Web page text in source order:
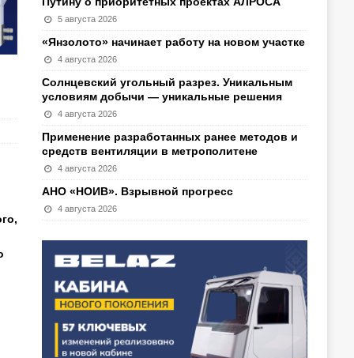
5 августа 2026
«Янзолото» начинает работу на новом участке
4 августа 2026
Солнцевский угольный разрез. Уникальным
условиям добычи — уникальные решения
4 августа 2026
Применение разработанных ранее методов и
средств вентиляции в метрополитене
4 августа 2026
АНО «НОИВ». Взрывной прогресс
4 августа 2026